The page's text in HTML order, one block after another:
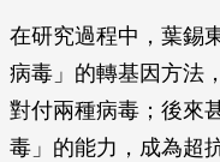
在研究過程中，葉錫
病毒」的轉基因方法
對付兩種病毒；後來
毒」的能力，成為超